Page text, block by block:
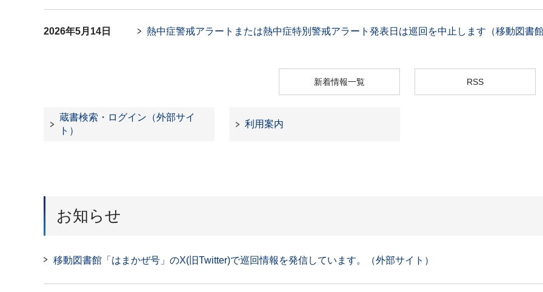
2026年5月14日 熱中症警戒アラートまたは熱中症特別警戒アラート発表日は巡回を中止します（移動図書
新着情報一覧 RSS
蔵書検索・ログイン（外部サイ
ト）
利用案内
お知らせ
移動図書館「はまかぜ号」のX(旧Twitter)で巡回情報を発信しています。（外部サイト）